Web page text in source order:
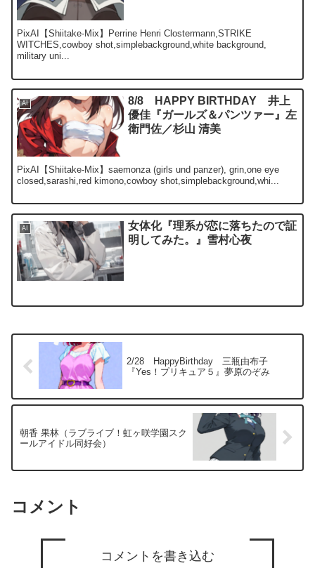
PixAI【Shiitake-Mix】Perrine Henri Clostermann,STRIKE
WITCHES,cowboy shot,simplebackground,white background,
military uni...
AI
8/8 HAPPY BIRTHDAY 井上
優佳『ガールズ＆パンツァー』左
衛門佐／杉山 清美
PixAI【Shiitake-Mix】saemonza (girls und panzer), grin,one eye
closed,sarashi,red kimono,cowboy shot,simplebackground,whi...
AI
女体化『理系が恋に落ちたので証
明してみた。』雪村心夜
2/28 HappyBirthday 三瓶由布子
『Yes！プリキュア５』夢原のぞみ
朝香 果林（ラブライブ！虹ヶ咲学園スク
ールアイドル同好会）
コメント
コメントを書き込む